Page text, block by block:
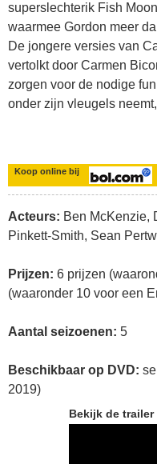
superslechterik Fish
waarmee Gordon meer
De jongere versies van
vertolkt door Carmen
zorgen voor de nodige
onder zijn vleugels
Koop online bij
Acteurs: Ben McKenzie,
Pinkett-Smith, Sean
Prijzen: 6 prijzen
(waaronder 10 voor een
Aantal seizoenen: 5
Beschikbaar op DVD:
2019)
Bekijk de trailer